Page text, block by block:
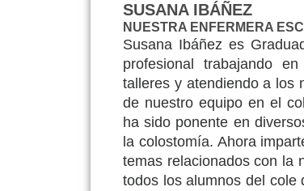
SUSANA IBÁÑEZ
NUESTRA ENFERMERA
Susana Ibáñez es
profesional trabajando
talleres y atendiendo a los
de nuestro equipo en el
ha sido ponente en
la colostomía. Ahora
temas relacionados con la
todos los alumnos del cole